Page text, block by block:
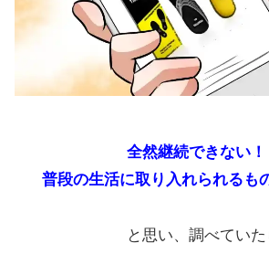
全然継続できない！
普段の生活に取り入れられるも
と思い、調べていた